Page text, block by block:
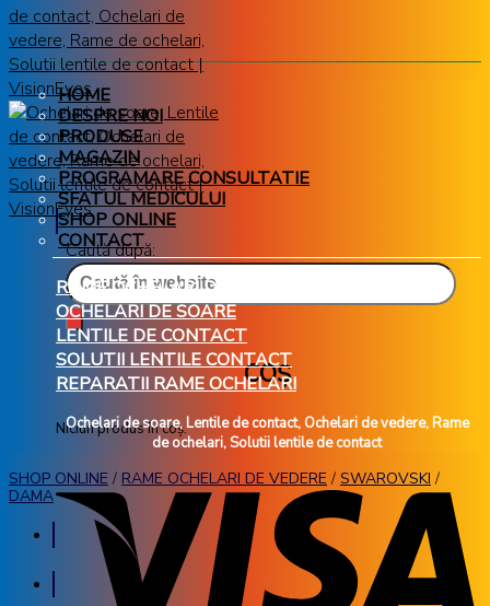
Caută după:
COȘ
Niciun produs în coș.
HOME
DESPRE NOI
PRODUSE
MAGAZIN
PROGRAMARE CONSULTATIE
SFATUL MEDICULUI
SHOP ONLINE
CONTACT
RAME OCHELARI DE VEDERE
OCHELARI DE SOARE
LENTILE DE CONTACT
SOLUTII LENTILE CONTACT
REPARATII RAME OCHELARI
Ochelari de soare, Lentile de contact, Ochelari de vedere, Rame
de ochelari, Solutii lentile de contact
SHOP ONLINE / RAME OCHELARI DE VEDERE / SWAROVSKI /
DAMA